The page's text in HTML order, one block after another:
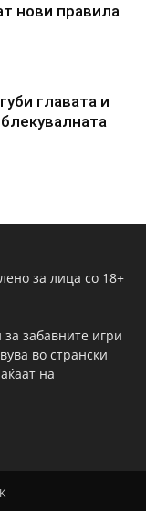
нови правила
главата и
за лица со 18+
за забавните игри
во странски
на